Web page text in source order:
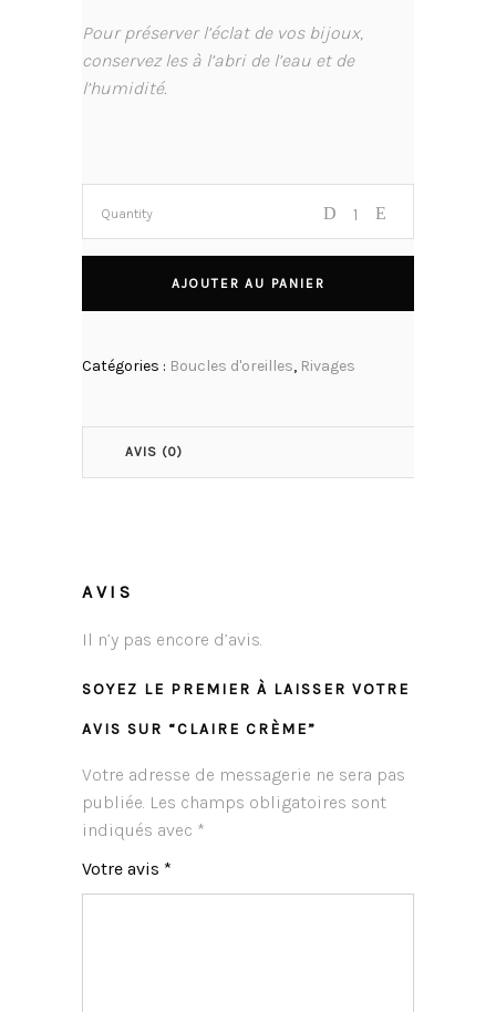
Pour préserver l’éclat de vos bijoux,
conservez les à l’abri de l’eau et de
l’humidité.
Quantity
AJOUTER AU PANIER
Catégories : Boucles d'oreilles, Rivages
AVIS (0)
AVIS
Il n’y pas encore d’avis.
SOYEZ LE PREMIER À LAISSER VOTRE
AVIS SUR “CLAIRE CRÈME”
Votre adresse de messagerie ne sera pas
publiée. Les champs obligatoires sont
indiqués avec *
Votre avis *